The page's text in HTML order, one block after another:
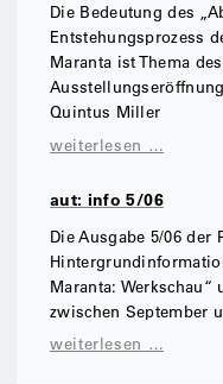
Die Bedeutung des
Entstehungsprozess
Maranta ist Thema
Quintus Miller
weiterlesen …
aut: info 5/06
Die Ausgabe 5/06
Maranta:
zwischen September
weiterlesen …